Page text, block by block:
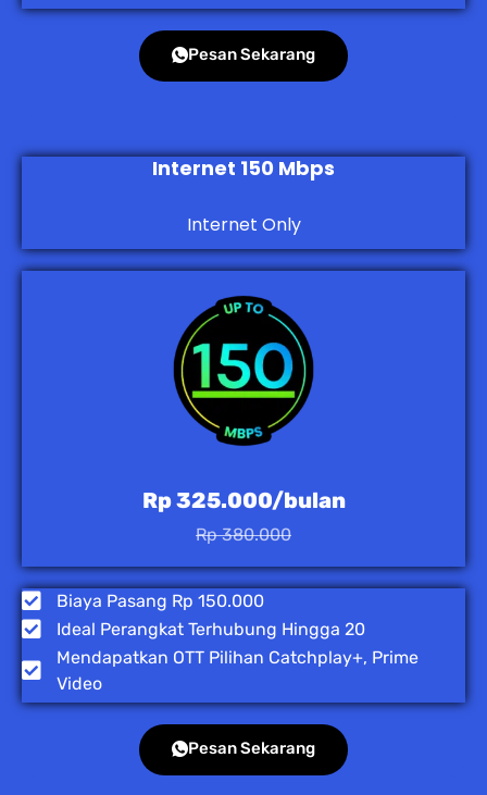
Pesan Sekarang
Internet 150 Mbps
Internet Only
Rp 325.000/bulan
Rp 380.000
Biaya Pasang Rp 150.000
Ideal Perangkat Terhubung Hingga 20
Mendapatkan OTT Pilihan Catchplay+, Prime
Video
Pesan Sekarang